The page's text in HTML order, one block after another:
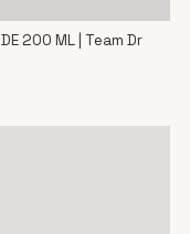
200 ML | Team Dr